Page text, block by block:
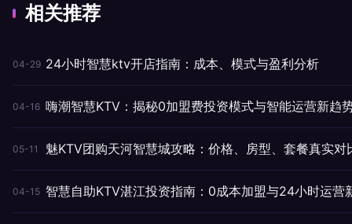
相关推荐
04-29 24小时智慧ktv开店指南：成本、模式与盈利分析
04-16 嗨潮智慧KTV：揭秘0加盟费投资模式与智能运营新趋
05-11 魅KTV团购天河智慧城攻略：价格、房型、套餐真实对
04-15 智慧自助KTV湛江投资指南：0成本加盟与24小时运营